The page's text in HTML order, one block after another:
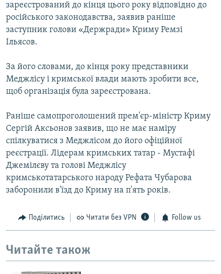
зареєстрований до кінця цього року відповідно до
російського законодавства, заявив раніше
заступник голови «Держради» Криму Ремзі
Ільясов.
За його словами, до кінця року представники
Меджлісу і кримської влади мають зробити все,
щоб організація була зареєстрована.
Раніше самопроголошений прем'єр-міністр Криму
Сергій Аксьонов заявив, що не має наміру
спілкуватися з Меджлісом до його офіційної
реєстрації. Лідерам кримських татар - Мустафі
Джемілєву та голові Меджлісу
кримськотатарського народу Рефата Чубарова
заборонили в'їзд до Криму на п'ять років.
Поділитись Читати без VPN Follow us
Читайте також